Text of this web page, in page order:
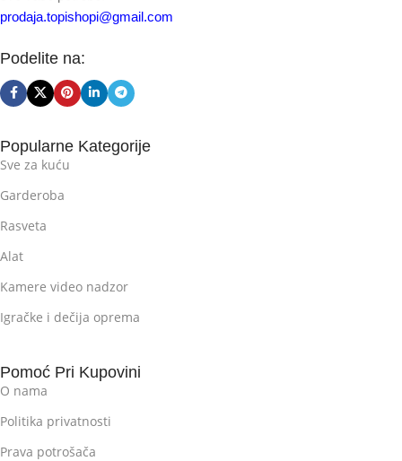
prodaja.topishopi@gmail.com
Podelite na:
Popularne Kategorije
Sve za kuću
Garderoba
Rasveta
Alat
Kamere video nadzor
Igračke i dečija oprema
Pomoć Pri Kupovini
O nama
Politika privatnosti
Prava potrošača